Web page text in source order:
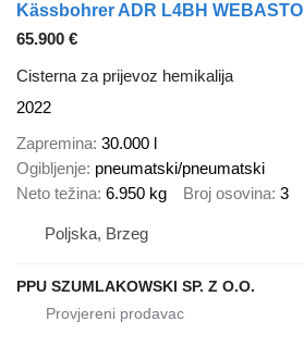
Kässbohrer ADR L4BH WEBASTO
65.900 €
Cisterna za prijevoz hemikalija
2022
Zapremina 30.000 l
Ogibljenje pneumatski/pneumatski
Neto težina 6.950 kg Broj osovina 3
Poljska, Brzeg
PPU SZUMLAKOWSKI SP. Z O.O.